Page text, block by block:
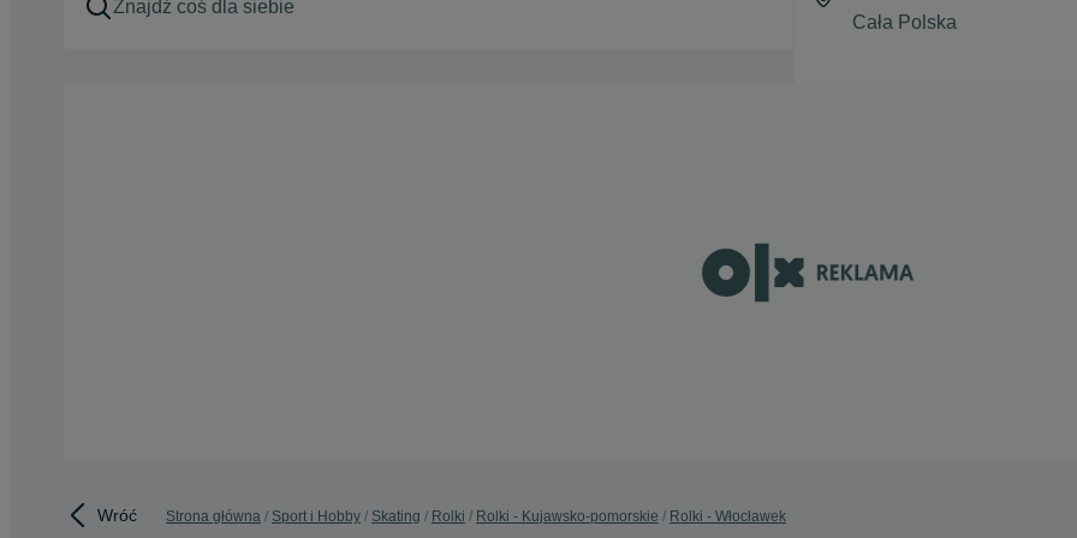
Wróć Strona główna Sport i Hobby Skating Rolki Rolki - Kujawsko-pomorskie Rolki - Włocławek